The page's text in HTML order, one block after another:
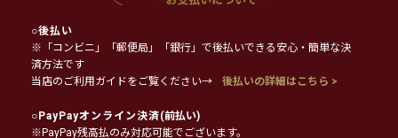
○後払い
※「コンビニ」「郵便局」「銀行」で後払いできる安心・簡単な決
済方法です
当店のご利用ガイドをご覧ください→
後払いの詳細はこちら >
○PayPayオンライン決済(前払い)
※PayPay残高払のみ対応可能でございます。